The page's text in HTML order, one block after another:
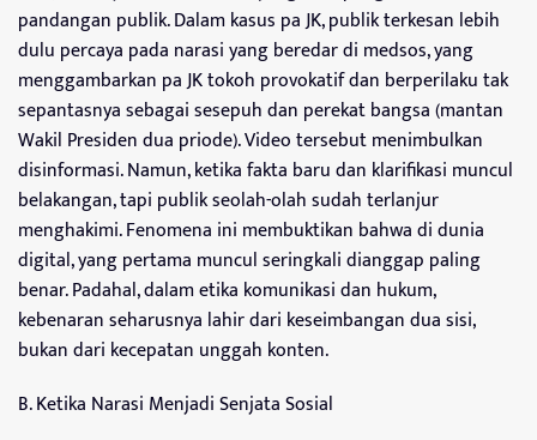
pandangan publik. Dalam kasus pa JK, publik terkesan lebih
dulu percaya pada narasi yang beredar di medsos, yang
menggambarkan pa JK tokoh provokatif dan berperilaku tak
sepantasnya sebagai sesepuh dan perekat bangsa (mantan
Wakil Presiden dua priode). Video tersebut menimbulkan
disinformasi. Namun, ketika fakta baru dan klarifikasi muncul
belakangan, tapi publik seolah-olah sudah terlanjur
menghakimi. Fenomena ini membuktikan bahwa di dunia
digital, yang pertama muncul seringkali dianggap paling
benar. Padahal, dalam etika komunikasi dan hukum,
kebenaran seharusnya lahir dari keseimbangan dua sisi,
bukan dari kecepatan unggah konten.
B. Ketika Narasi Menjadi Senjata Sosial